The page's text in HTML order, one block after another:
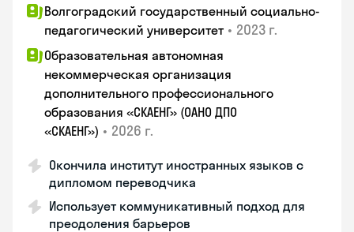
Волгоградский государственный социально-
педагогический университет • 2023 г.
Образовательная автономная
некоммерческая организация
дополнительного профессионального
образования «СКАЕНГ» (ОАНО ДПО
«СКАЕНГ») • 2026 г.
Окончила институт иностранных языков с
дипломом переводчика
Использует коммуникативный подход для
преодоления барьеров